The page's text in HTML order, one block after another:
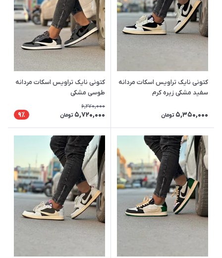
کتونی نایک تراویس اسکات مردانه
سفید مشکی زیره کرم
5,350,000 تومان
کتونی نایک تراویس اسکات مردانه
طوسی مشکی
6,270,000
5,720,000 تومان 9٪